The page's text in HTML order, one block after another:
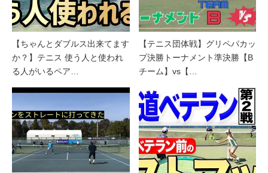
【ちゃんとダブルス出来てます
か？】テニス 使う人と使われ
る人がいるペア…
【テニス団体戦】グリペパカッ
プ決勝トーナメント準決勝【B
チーム】vs【…